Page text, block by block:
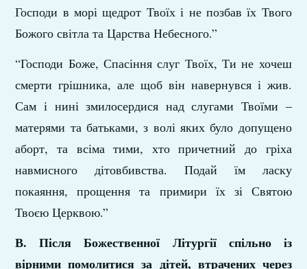
Господи в морі щедрот Твоїх і не позбав їх Твого
Божого світла та Царства Небесного.”
“Господи Боже, Спасіння слуг Твоїх, Ти не хочеш
смерти грішника, але щоб він навернувся і жив.
Сам і нині змилосердися над слугами Твоїми –
матерями та батьками, з волі яких було допущено
аборт, та всіма тими, хто причетний до гріха
навмисного дітовбивства. Подай їм ласку
покаяння, прощення та примири їх зі Святою
Твоєю Церквою.”
В. Після Божественної Літургії спільно із
вірними помолитися за дітей, втрачених через